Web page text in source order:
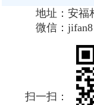
地址： 安福
微信： jifan8
扫一扫：